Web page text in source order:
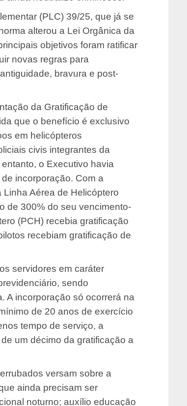
(PLC) 39/25, que já se
alterou a Lei Orgânica da
objetivos foram ratificar
novas regras para
bravura e post-
da Gratificação de
que o benefício é exclusivo
em helicópteros
civis integrantes da
o Executivo havia
incorporação. Com a
Aérea de Helicóptero
de 300% do seu vencimento-
(PCH) recebia gratificação
recebiam gratificação de
servidores em caráter
sendo
A incorporação só ocorrerá na
de 20 anos de exercício
tempo de serviço, a
um décimo da gratificação a
versam sobre a
ainda precisam ser
noturno; auxílio educação